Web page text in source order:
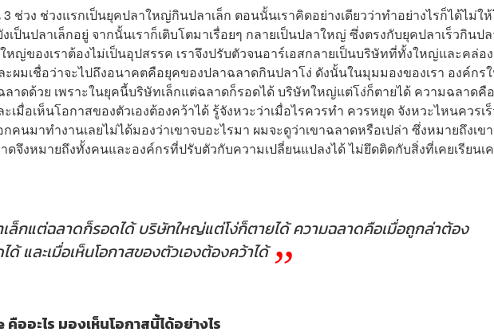
ช่วง ช่วงแรกเป็นยุคปลาใหญ่กินปลาเล็ก ตอนนั้นเราคิดอย่างเดียวว่าทำอย่างไรก็ได้ไม่ใ
เป็นปลาเล็กอยู่ จากนั้นเราก็เติบโตมาเรื่อยๆ กลายเป็นปลาใหญ่ ซึ่งตรงกับยุคปลาเร็วกินป
หญ่ของเราต้องไม่เป็นอุปสรรค เราจึงปรับตัวจนอาร์เอสกลายเป็นบริษัทที่ทั้งใหญ่และคล่อ
ผมเชื่อว่าจะไปถึงอนาคตคือยุคของปลาฉลาดกินปลาโง่ ดังนั้นในมุมมองของเรา องค์กร
ลาดด้วย เพราะในยุคนี้บริษัทเล็กแต่ฉลาดก็รอดได้ บริษัทใหญ่แต่โง่ก็ตายได้ ความฉลาดคื
เมื่อเห็นโอกาสของตัวเองต้องคว้าได้ รู้จังหวะว่าเมื่อไรควรทำ ควรหยุด จังหวะไหนควรเ
คนมาทำงานเลยไม่ได้มองว่าเขาจบอะไรมา ผมจะดูว่าเขาฉลาดหรือเปล่า ซึ่งหมายถึงเข
ดจึงหมายถึงทั้งคนและองค์กรที่ปรับตัวกับความเปลี่ยนแปลงได้ ไม่ยึดติดกับสิ่งที่เคยเรียนเ
ล็กแต่ฉลาดก็รอดได้ บริษัทใหญ่แต่โง่ก็ตายได้ ความฉลาดคือเมื่อถูกล่าต้อง
ด้ และเมื่อเห็นโอกาสของตัวเองต้องคว้าได้
ออะไร มองเห็นโอกาสนี้ได้อย่างไร